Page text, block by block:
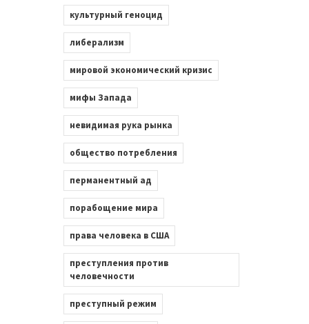
культурный геноцид
либерализм
мировой экономический кризис
мифы Запада
невидимая рука рынка
общество потребления
перманентный ад
порабощение мира
права человека в США
преступления против
человечности
преступный режим